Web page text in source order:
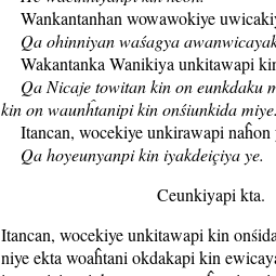
Wankantanhan wowawokiye
Qa ohinniyan waśagya
Wakantanka Wanikiya unkitawapi
Qa Nicaje towitan kin on eunkdaku
kin on waunĥtanipi kin onśiunkida
Itancan, wocekiye unkirawapi naĥon
Qa hoyeunyanpi kin iyakdeiçiya ye.
Ceunkiyapi kta.
Itancan, wocekiye unkitawapi kin
niye ekta woaĥtani okdakapi kin